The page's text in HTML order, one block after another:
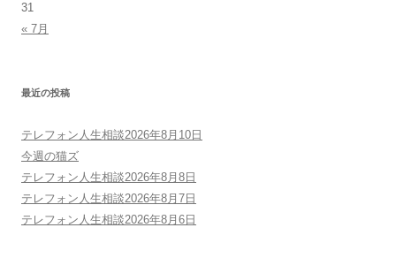
31
« 7月
最近の投稿
テレフォン人生相談2026年8月10日
今週の猫ズ
テレフォン人生相談2026年8月8日
テレフォン人生相談2026年8月7日
テレフォン人生相談2026年8月6日